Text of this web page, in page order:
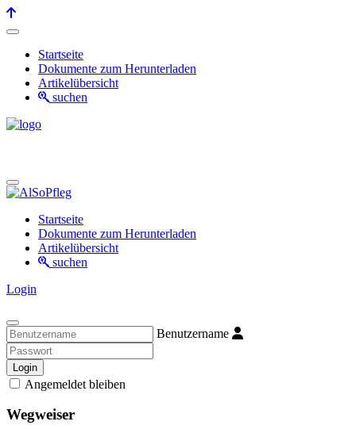
Startseite
Dokumente zum Herunterladen
Artikelübersicht
suchen
Startseite
Dokumente zum Herunterladen
Artikelübersicht
suchen
Login
Benutzername
Login
Angemeldet bleiben
Wegweiser